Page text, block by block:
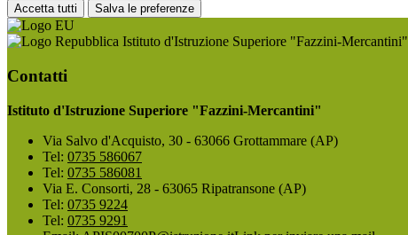
Accetta tutti Salva le preferenze
Istituto d'Istruzione Superiore "Fazzini-Mercantini"
Contatti
Istituto d'Istruzione Superiore "Fazzini-Mercantini"
Via Salvo d'Acquisto, 30 - 63066 Grottammare (AP)
Tel: 0735 586067
Tel: 0735 586081
Via E. Consorti, 28 - 63065 Ripatransone (AP)
Tel: 0735 9224
Tel: 0735 9291